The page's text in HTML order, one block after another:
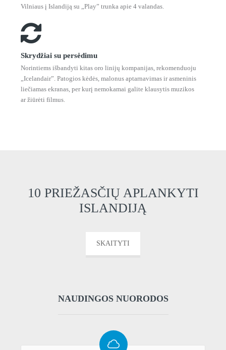
Vilniaus į Islandiją su „Play” trunka apie 4 valandas.
Skrydžiai su persėdimu
Norintiems išbandyti kitas oro linijų kompanijas, rekomenduoju
„Icelandair”. Patogios kėdės, malonus aptarnavimas ir asmeninis
liečiamas ekranas, per kurį nemokamai galite klausytis muzikos
ar žiūrėti filmus.
10 PRIEŽASČIŲ APLANKYTI
ISLANDIJĄ
SKAITYTI
NAUDINGOS NUORODOS